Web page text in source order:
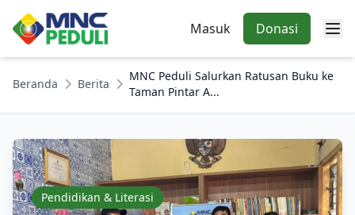
Masuk Donasi
Beranda Berita
MNC Peduli Salurkan Ratusan Buku ke
Taman Pintar A...
Pendidikan & Literasi